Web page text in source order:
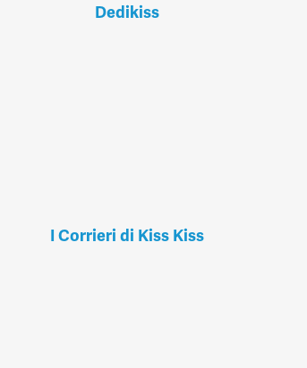
Dedikiss
I Corrieri di Kiss Kiss